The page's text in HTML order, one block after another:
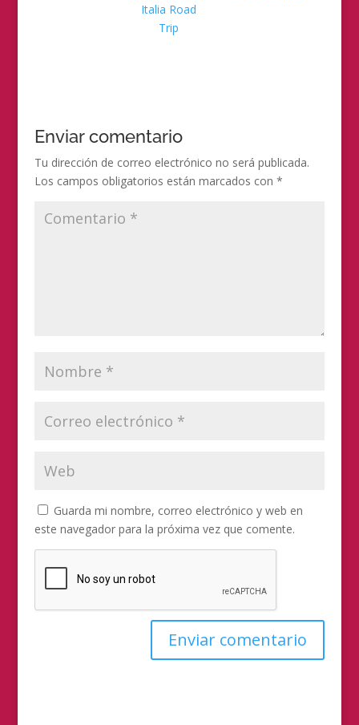
Italia Road
Trip
Enviar comentario
Tu dirección de correo electrónico no será publicada.
Los campos obligatorios están marcados con *
Guarda mi nombre, correo electrónico y web en
este navegador para la próxima vez que comente.